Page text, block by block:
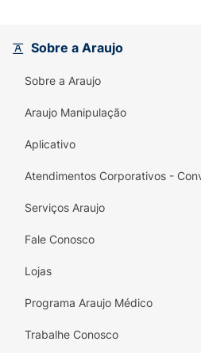
Sobre a Araujo
Sobre a Araujo
Araujo Manipulação
Aplicativo
Atendimentos Corporativos -
Serviços Araujo
Fale Conosco
Lojas
Programa Araujo Médico
Trabalhe Conosco